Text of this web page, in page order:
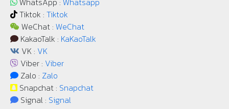
Tiktok : Tiktok
WeChat : WeChat
KakaoTalk : KaKaoTalk
VK : VK
Viber : Viber
Zalo : Zalo
Snapchat : Snapchat
Signal : Signal